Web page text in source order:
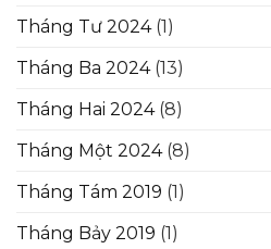
Tháng Tư 2024(1)
Tháng Ba 2024(13)
Tháng Hai 2024(8)
Tháng Một 2024(8)
Tháng Tám 2019 (1)
Tháng Bảy 2019 (1)